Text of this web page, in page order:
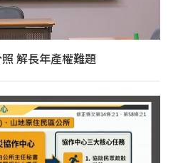
解長年產權難題